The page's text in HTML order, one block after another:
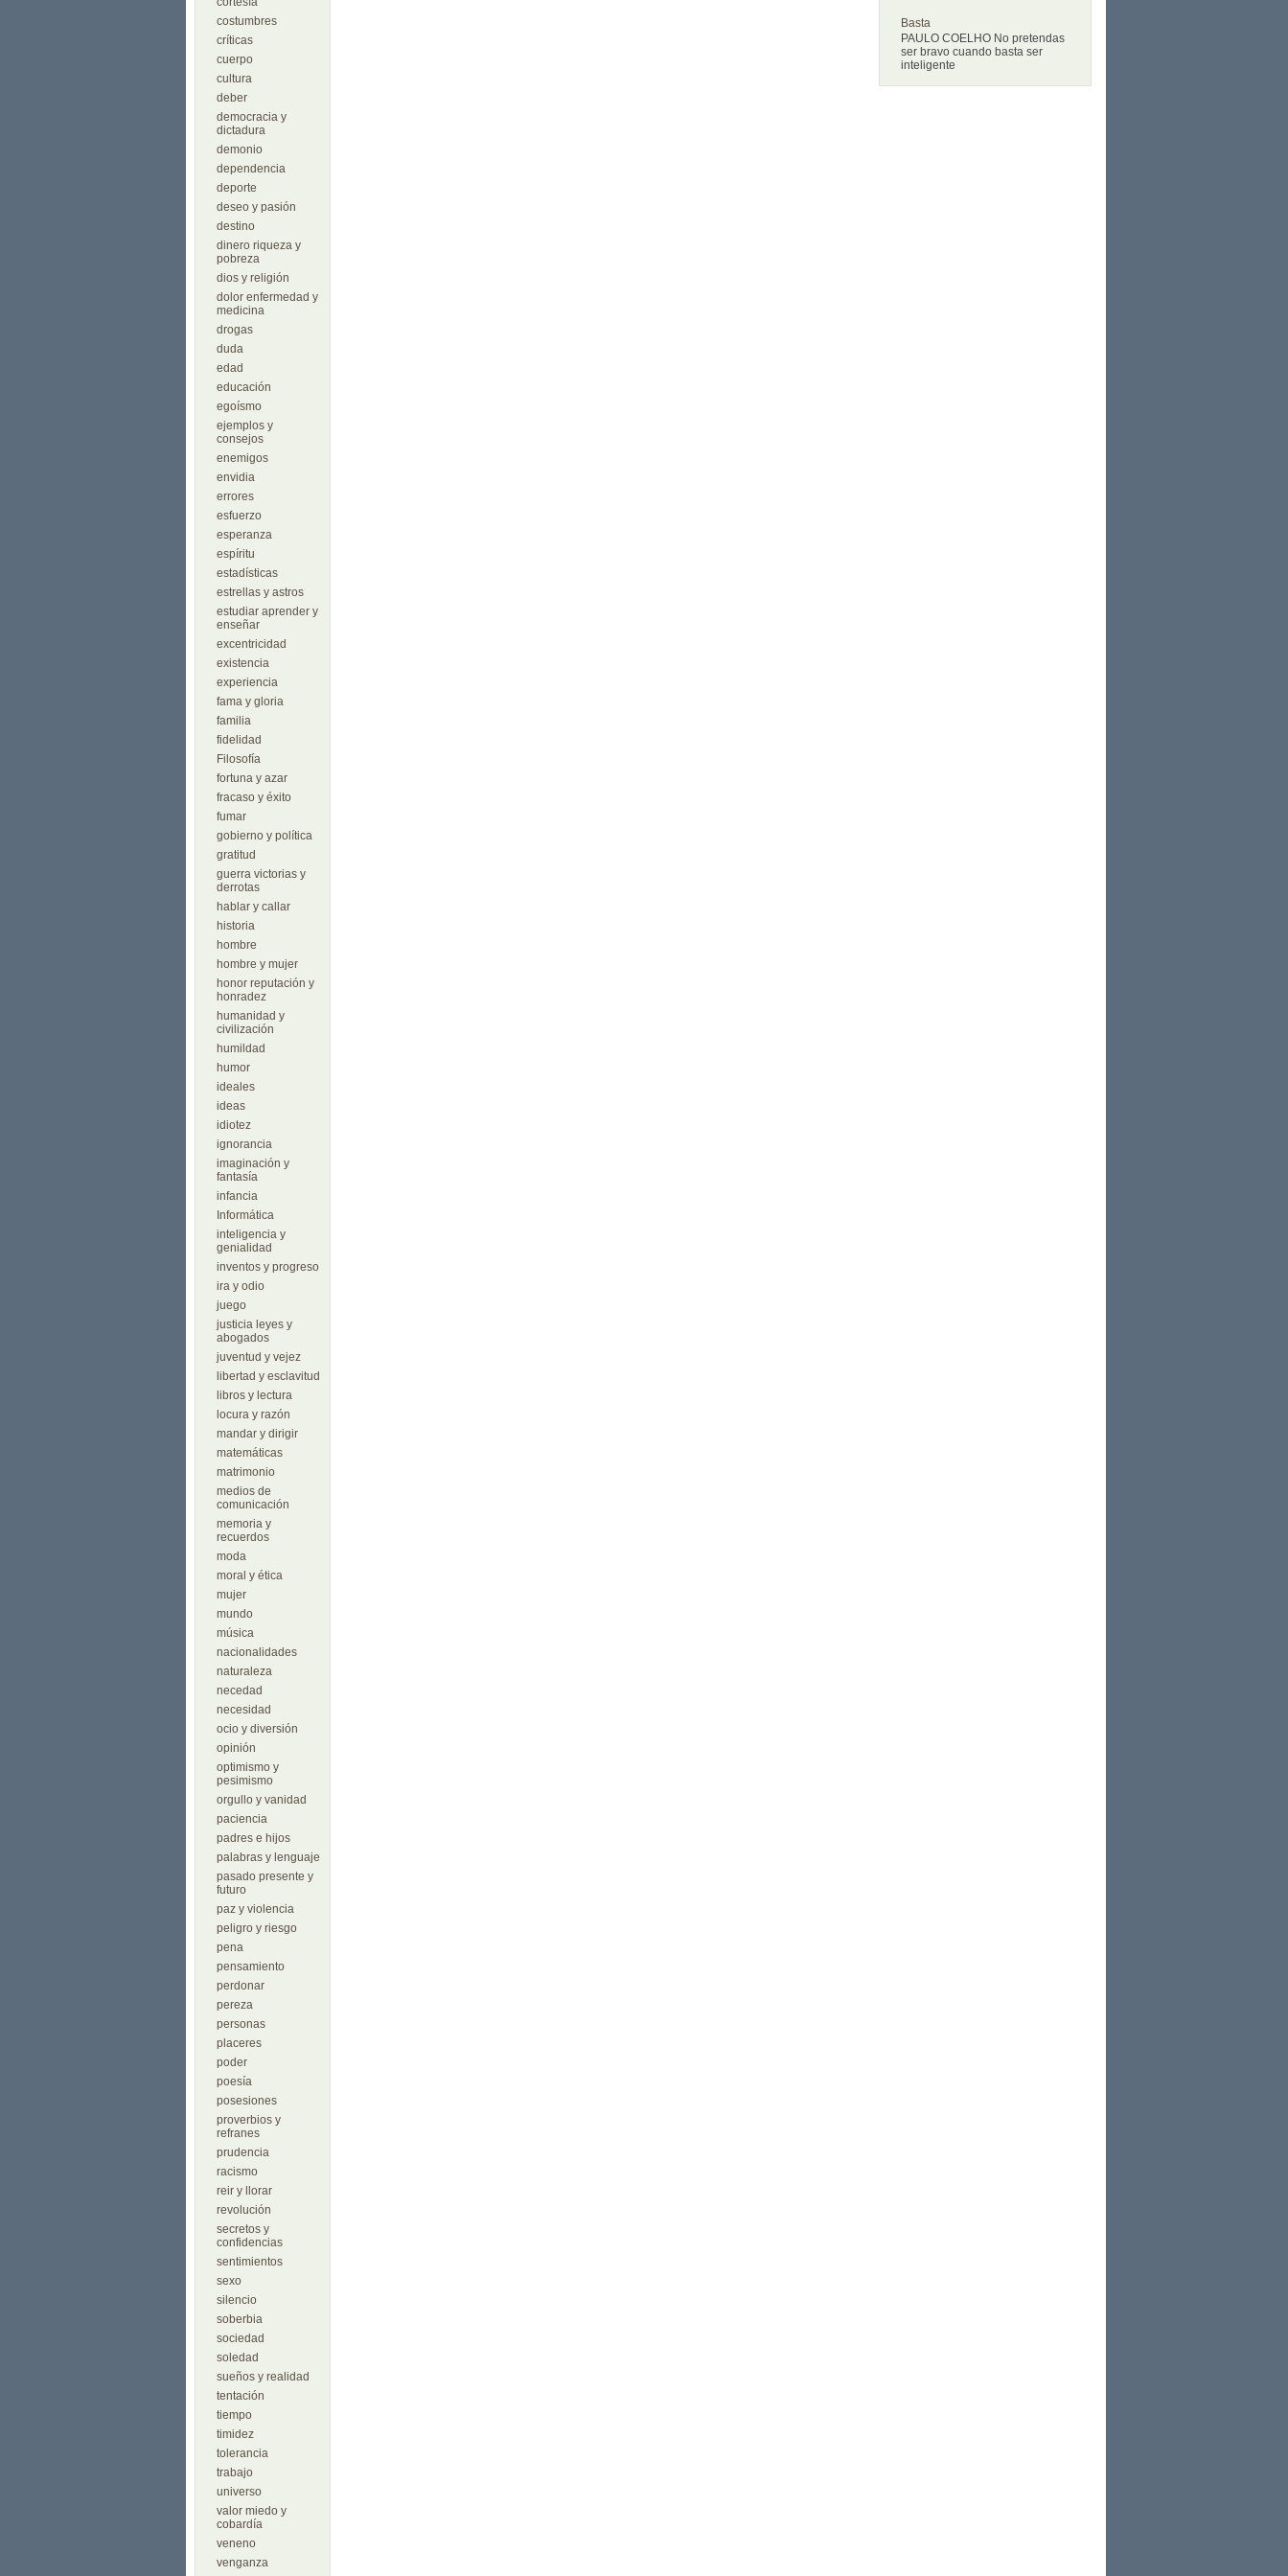
costumbres
críticas
cuerpo
cultura
deber
democracia y
dictadura
demonio
dependencia
deporte
deseo y pasión
destino
dinero riqueza y
pobreza
dios y religión
dolor enfermedad y
medicina
drogas
duda
edad
educación
egoísmo
ejemplos y
consejos
enemigos
envidia
errores
esfuerzo
esperanza
espíritu
estadísticas
estrellas y astros
estudiar aprender y
enseñar
excentricidad
existencia
experiencia
fama y gloria
familia
fidelidad
Filosofía
fortuna y azar
fracaso y éxito
fumar
gobierno y política
gratitud
guerra victorias y
derrotas
hablar y callar
historia
hombre
hombre y mujer
honor reputación y
honradez
humanidad y
civilización
humildad
humor
ideales
ideas
idiotez
ignorancia
imaginación y
fantasía
infancia
Informática
inteligencia y
genialidad
inventos y progreso
ira y odio
juego
justicia leyes y
abogados
juventud y vejez
libertad y esclavitud
libros y lectura
locura y razón
mandar y dirigir
matemáticas
matrimonio
medios de
comunicación
memoria y
recuerdos
moda
moral y ética
mujer
mundo
música
nacionalidades
naturaleza
necedad
necesidad
ocio y diversión
opinión
optimismo y
pesimismo
orgullo y vanidad
paciencia
padres e hijos
palabras y lenguaje
pasado presente y
futuro
paz y violencia
peligro y riesgo
pena
pensamiento
perdonar
pereza
personas
placeres
poder
poesía
posesiones
proverbios y
refranes
prudencia
racismo
reir y llorar
revolución
secretos y
confidencias
sentimientos
sexo
silencio
soberbia
sociedad
soledad
sueños y realidad
tentación
tiempo
timidez
tolerancia
trabajo
universo
valor miedo y
cobardía
veneno
venganza
Basta
PAULO COELHO No pretendas
ser bravo cuando basta ser
inteligente